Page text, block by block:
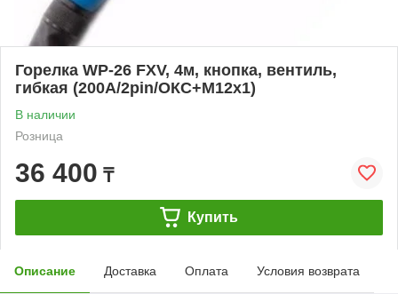
Горелка WP-26 FXV, 4м, кнопка, вентиль,
гибкая (200А/2pin/ОКС+M12x1)
В наличии
Розница
36 400 ₸
Купить
Описание Доставка Оплата Условия возврата